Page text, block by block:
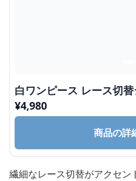
白ワンピース レース切
¥4,980
商品の詳
繊細なレース切替がアクセ